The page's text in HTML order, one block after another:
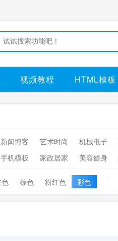
视频教程 HTML模板
新闻博客 艺术时尚 机械电子
手机模板 家政居家 美容健身
色 棕色 粉红色 彩色